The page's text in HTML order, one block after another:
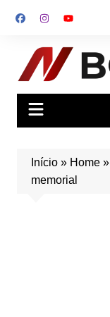
para
conteúdo
Início» Home»
memorial